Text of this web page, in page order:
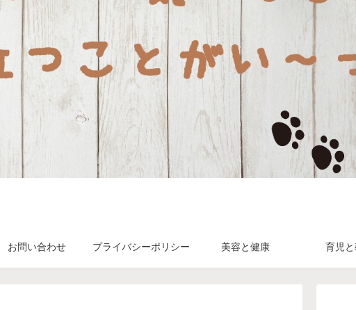
お問い合わせ プライバシーポリシー 美容と健康 育児